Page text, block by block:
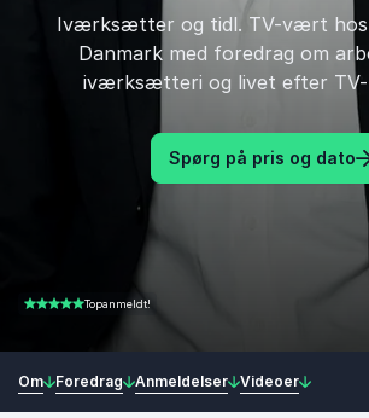
Iværksætter og tidl. TV-vært hos
Danmark med foredrag om
iværksætteri og livet efter TV-
Spørg på pris og dato
4.84 ud af 5Topanmeldt!
Om Foredrag Anmeldelser Videoer